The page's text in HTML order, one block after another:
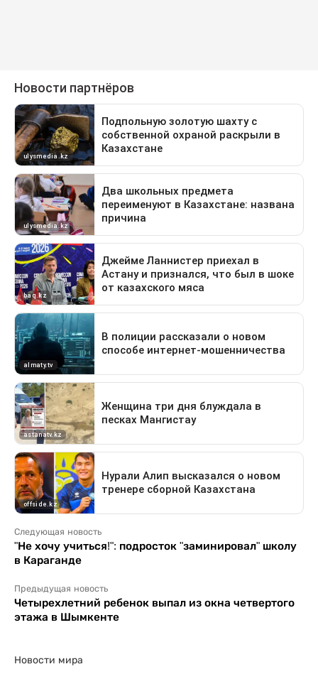
Следующая новость
"Не хочу учиться!": подросток "заминировал" школу
в Караганде
Предыдущая новость
Четырехлетний ребенок выпал из окна четвертого
этажа в Шымкенте
Новости мира